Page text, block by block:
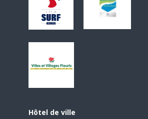
Hôtel de ville